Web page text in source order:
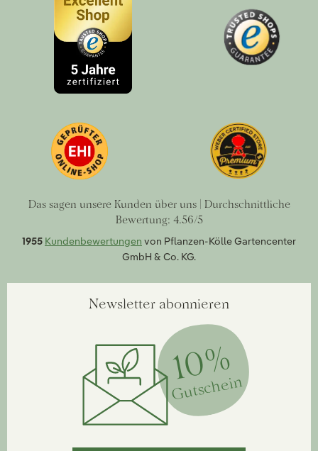
Das sagen unsere Kunden über uns | Durchschnittliche
Bewertung: 4.56/5
1955 Kundenbewertungen von Pflanzen-Kölle Gartencenter
GmbH & Co. KG.
Newsletter abonnieren
10%
Gutschein